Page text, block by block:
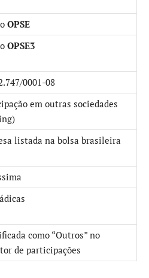
OPSE
OPSE3
0001-08
em outras sociedades
listada na bolsa brasileira
como “Outros” no
de participações